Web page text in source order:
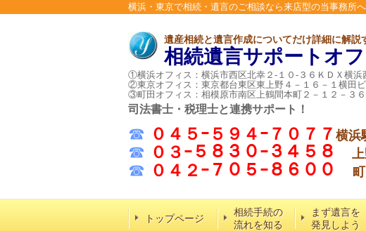
横浜・東京で相続・遺言のご相談なら来店型の当事務所
遺産相続と遺言作成についてだけ詳細に解説
相続遺言サポートオ
①横浜オフィス：横浜市西区北幸２-１０-３６ＫＤＸ横浜
②東京オフィス：東京都台東区東上野４－１６－１横田
③町田オフィス：相模原市南区上鶴間本町２－１２－３
司法書士・税理士と連携サポート！
☎ ０４５ｰ５９４ｰ７０７７ 横浜
☎ ０３ｰ５８３０ｰ３４５８
☎ ０４２ｰ７０５ｰ８６００
トップページ
相続手続の
流れを知る
まず遺言を
発見しよう